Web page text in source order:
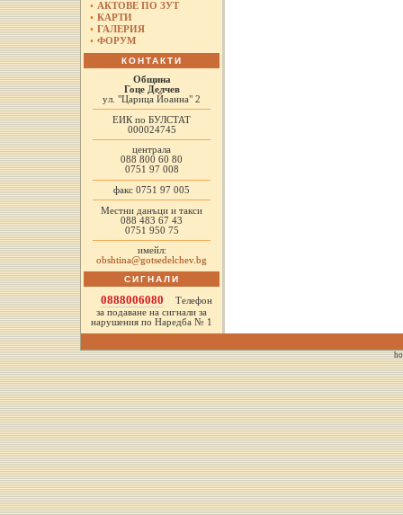
• АКТОВЕ ПО ЗУТ
• КАРТИ
• ГАЛЕРИЯ
• ФОРУМ
КОНТАКТИ
Община
Гоце Делчев
ул. "Царица Йоанна" 2
ЕИК по БУЛСТАТ
000024745
централа
088 800 60 80
0751 97 008
факс 0751 97 005
Местни данъци и такси
088 483 67 43
0751 950 75
имейл:
obshtina@gotsedelchev.bg
СИГНАЛИ
0888006080
Телефон
за подаване на сигнали за
нарушения по Наредба № 1